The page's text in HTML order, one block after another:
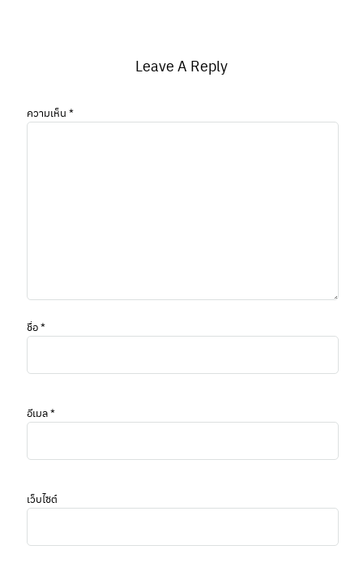
Leave A Reply
ความเห็น *
ชื่อ*
อีเมล*
เว็บไซต์